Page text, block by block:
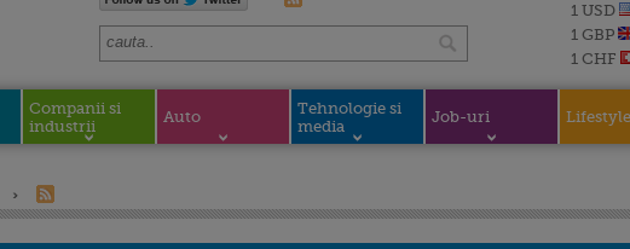
1 USD
1 GBP
1 CHF
Companii si
industrii
Auto
Tehnologie si
media
Job-uri Lifestyle